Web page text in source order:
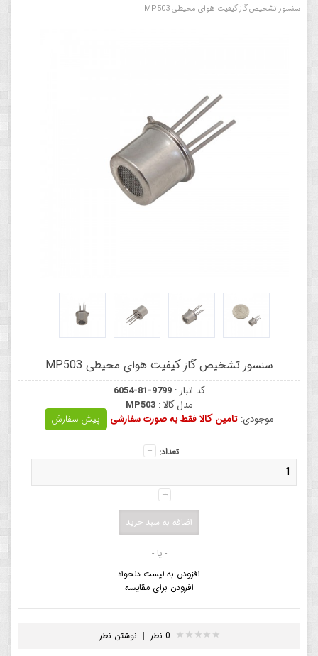
سنسور تشخیص گاز کیفیت هوای محیطی MP503
سنسور تشخیص گاز کیفیت هوای محیطی MP503
کد انبار :6054-81-9799
مدل کالا : MP503
موجودی: تامین کالا فقط به صورت سفارشی پیش سفارش
تعداد:
- یا -
افزودن به لیست دلخواه
افزودن برای مقایسه
0 نظر | نوشتن نظر